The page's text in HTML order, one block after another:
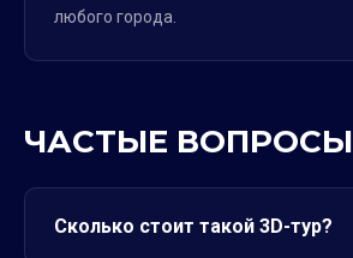
любого города.
ЧАСТЫЕ ВОПРОСЫ
Сколько стоит такой 3D-тур?